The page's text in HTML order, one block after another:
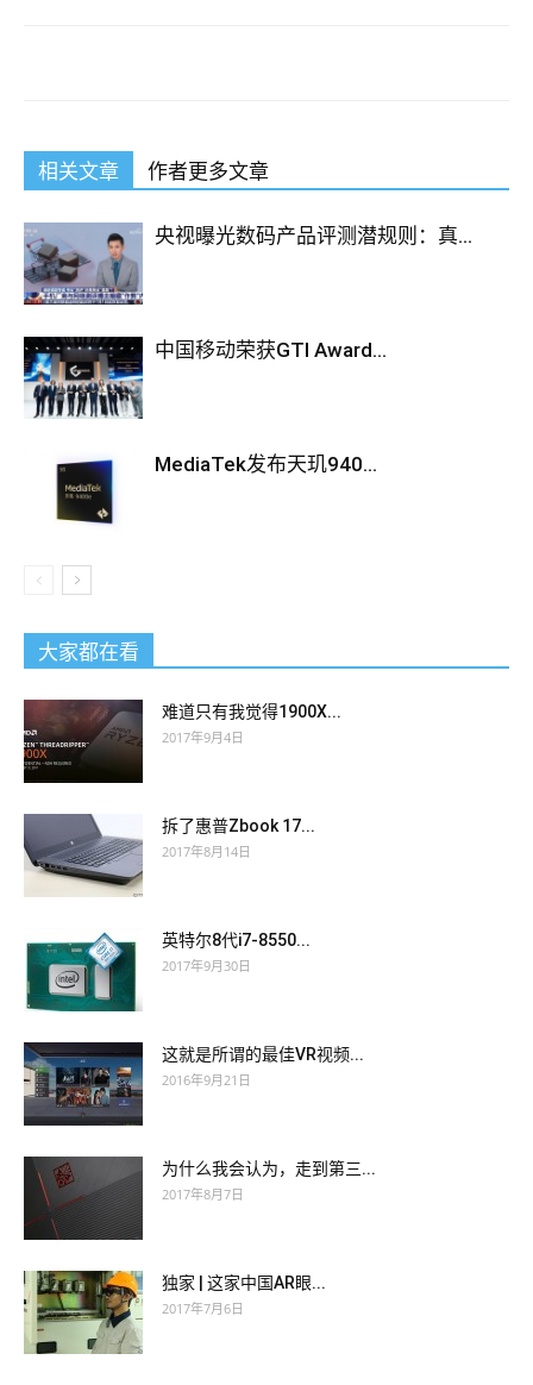
相关文章 作者更多文章
央视曝光数码产品评测潜规则：真...
中国移动荣获GTI Award...
MediaTek发布天玑940...
大家都在看
难道只有我觉得1900X...
2017年9月4日
拆了惠普Zbook 17...
2017年8月14日
英特尔8代i7-8550...
2017年9月30日
这就是所谓的最佳VR视频...
2016年9月21日
为什么我会认为，走到第三...
2017年8月7日
独家 | 这家中国AR眼...
2017年7月6日